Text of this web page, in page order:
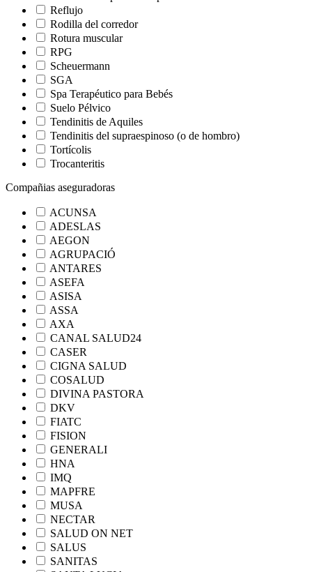
Reflujo
Rodilla del corredor
Rotura muscular
RPG
Scheuermann
SGA
Spa Terapéutico para Bebés
Suelo Pélvico
Tendinitis de Aquiles
Tendinitis del supraespinoso (o de hombro)
Tortícolis
Trocanteritis
Compañias aseguradoras
ACUNSA
ADESLAS
AEGON
AGRUPACIÓ
ANTARES
ASEFA
ASISA
ASSA
AXA
CANAL SALUD24
CASER
CIGNA SALUD
COSALUD
DIVINA PASTORA
DKV
FIATC
FISION
GENERALI
HNA
IMQ
MAPFRE
MUSA
NECTAR
SALUD ON NET
SALUS
SANITAS